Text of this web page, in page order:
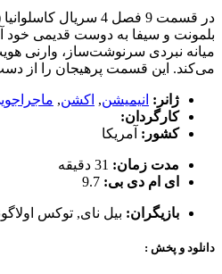
بلمونت و سیفا به دوست قدیمی خود
میانه نبردی سرنوشت‌ساز، وارنی
می‌کند. این قسمت پرهیجان را از
ژانر: انیمیشن, اکشن,
کارگردان:
کشور: آمریکا
مدت زمان: 31 دقیقه
ای ام دی بی: 9.7
بازیگران: بیل نای, توکس
دانلود و پخش :